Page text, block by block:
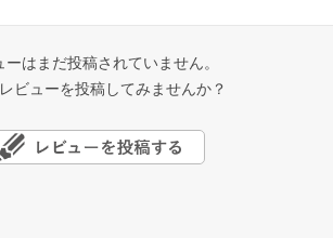
ーはまだ投稿されていません。
ビューを投稿してみませんか？